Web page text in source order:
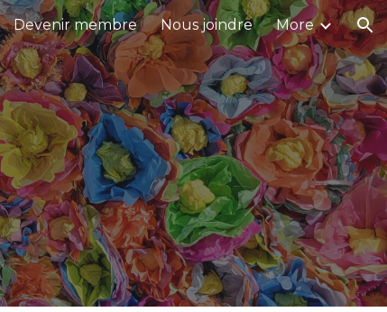
Devenir membre Nous joindre More